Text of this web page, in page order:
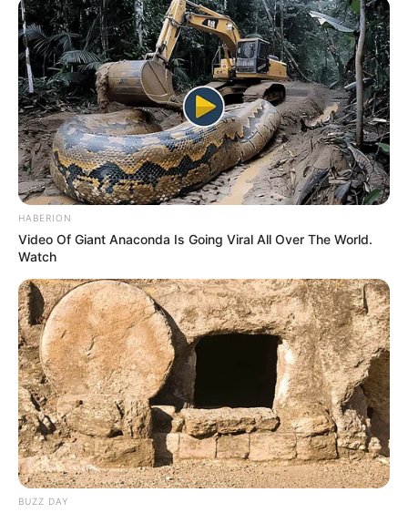
HABERION
Video Of Giant Anaconda Is Going Viral All Over The World.
Watch
BUZZ DAY